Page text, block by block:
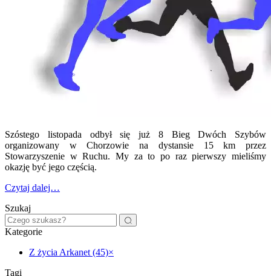
Szóstego listopada odbył się już 8 Bieg Dwóch Szybów
organizowany w Chorzowie na dystansie 15 km przez
Stowarzyszenie w Ruchu. My za to po raz pierwszy mieliśmy
okazję być jego częścią.
Czytaj dalej…
Szukaj
Kategorie
Z życia Arkanet (45)×
Tagi